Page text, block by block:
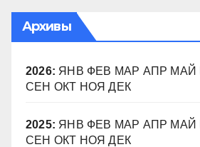
Архивы
2026: ЯНВ ФЕВ МАР АПР МАЙ
СЕН ОКТ НОЯ ДЕК
2025: ЯНВ ФЕВ МАР АПР МАЙ
СЕН ОКТ НОЯ ДЕК